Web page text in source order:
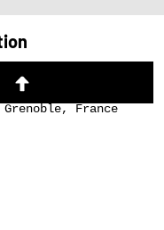
– 13:30
5 Rue Aubert
Grenoble, France